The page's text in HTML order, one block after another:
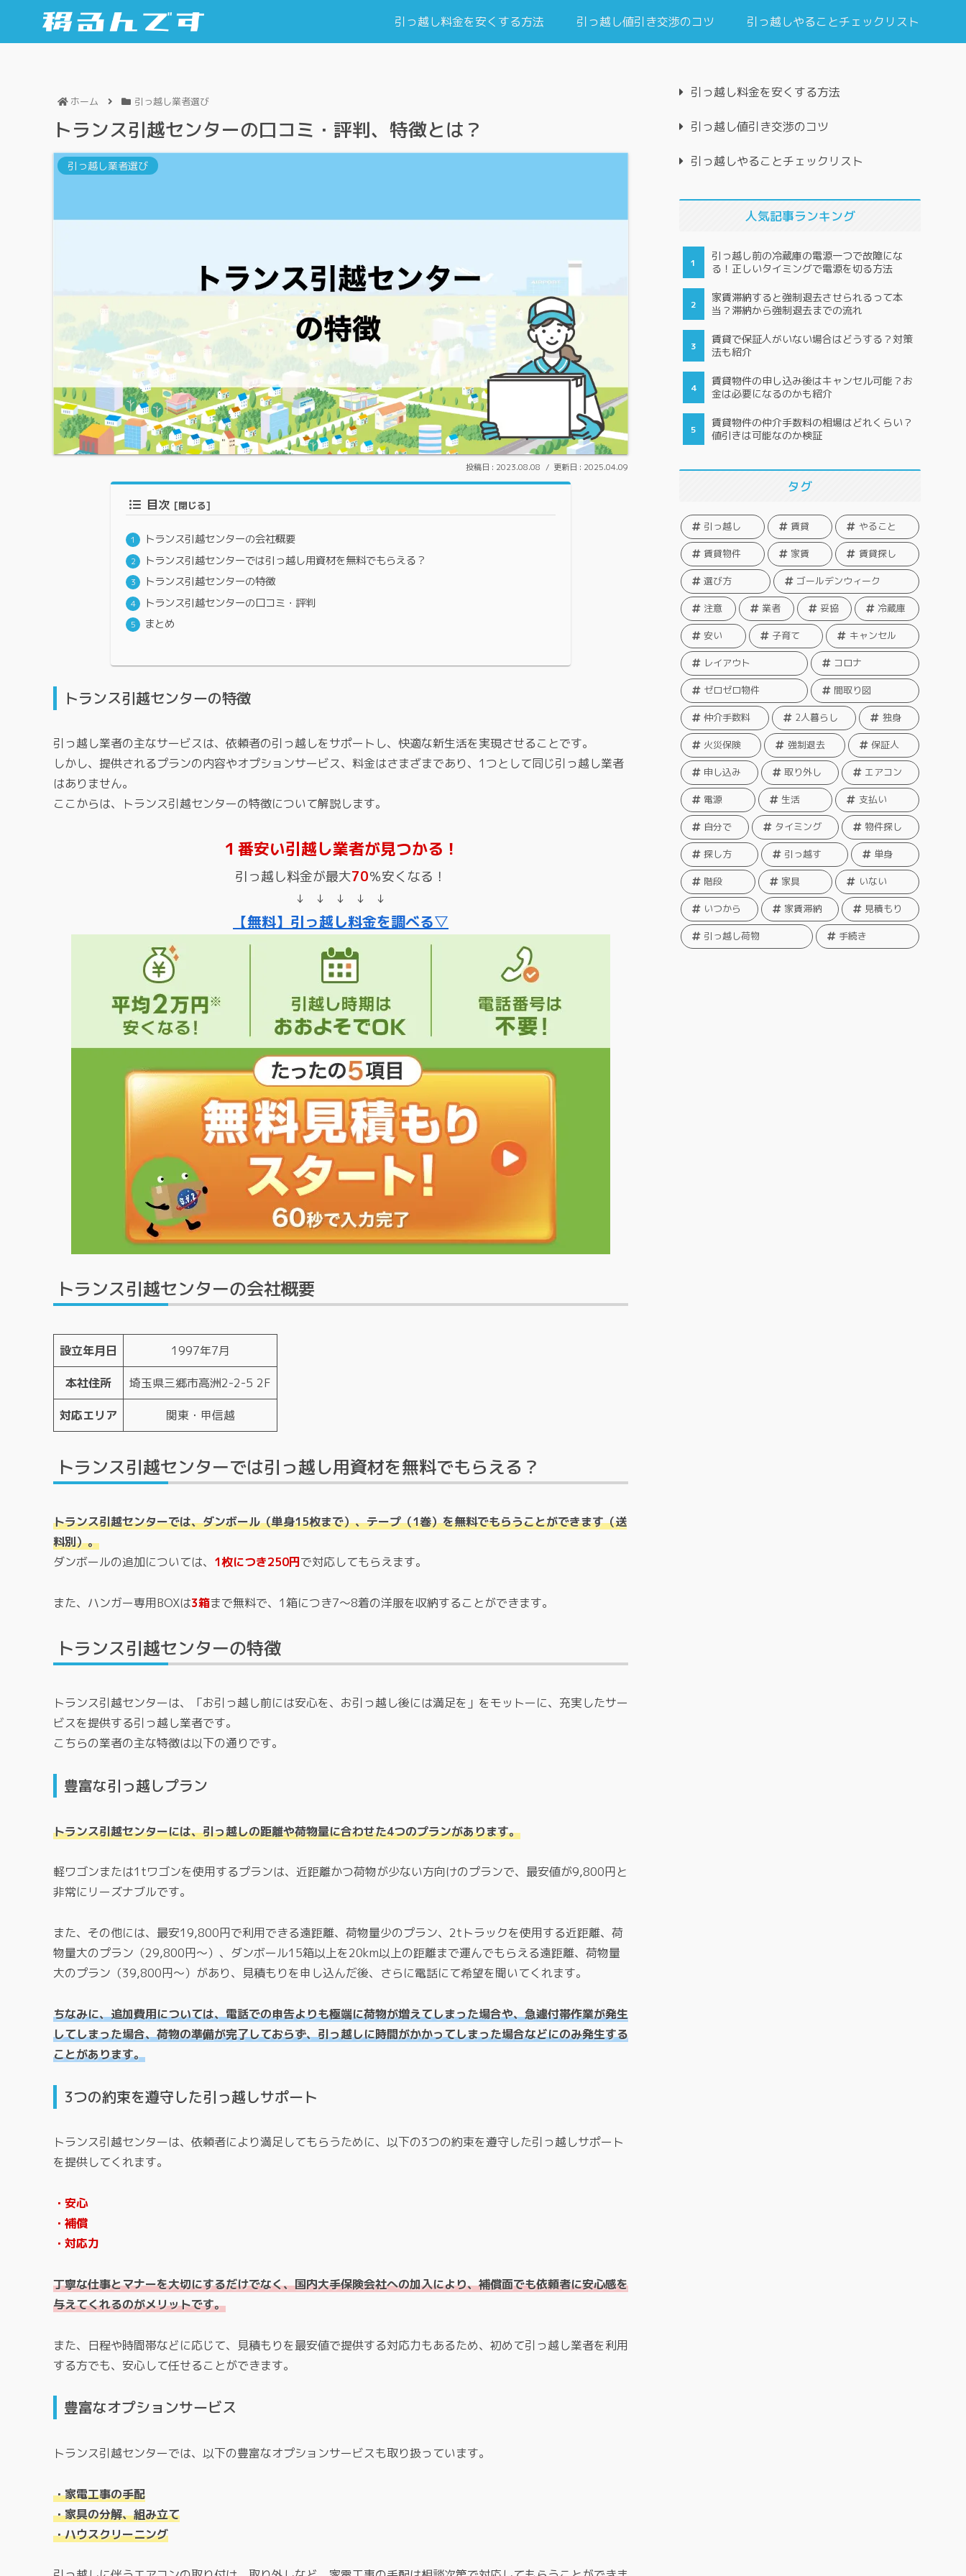
引っ越し料金を安くする方法 引っ越し値引き交渉のコツ 引っ越しやることチェックリスト
ホーム 引っ越し業者選び
トランス引越センターの口コミ・評判、特徴とは？
引っ越し業者選び
2023.08.08 2025.04.09
目次
トランス引越センターの会社概要
トランス引越センターでは引っ越し用資材を無料でもらえる？
トランス引越センターの特徴
トランス引越センターの口コミ・評判
まとめ
トランス引越センターの特徴
引っ越し業者の主なサービスは、依頼者の引っ越しをサポートし、快適な新生活を実現させることです。
しかし、提供されるプランの内容やオプションサービス、料金はさまざまであり、1つとして同じ引っ越し業者
はありません。
ここからは、トランス引越センターの特徴について解説します。
１番安い引越し業者が見つかる！
引っ越し料金が最大70％安くなる！
↓ ↓ ↓ ↓ ↓
【無料】引っ越し料金を調べる▽
トランス引越センターの会社概要
設立年月日 1997年7月
本社住所 埼玉県三郷市高洲2-2-5 2F
対応エリア 関東・甲信越
トランス引越センターでは引っ越し用資材を無料でもらえる？
トランス引越センターでは、ダンボール（単身15枚まで）、テープ（1巻）を無料でもらうことができます（送
料別）。
ダンボールの追加については、 1枚につき250円で対応してもらえます。
また、ハンガー専用BOXは3箱まで無料で、1箱につき7～8着の洋服を収納することができます。
トランス引越センターの特徴
トランス引越センターは、「お引っ越し前には安心を、お引っ越し後には満足を」をモットーに、充実したサー
ビスを提供する引っ越し業者です。
こちらの業者の主な特徴は以下の通りです。
豊富な引っ越しプラン
トランス引越センターには、引っ越しの距離や荷物量に合わせた4つのプランがあります。
軽ワゴンまたは1tワゴンを使用するプランは、近距離かつ荷物が少ない方向けのプランで、最安値が9,800円と
非常にリーズナブルです。
また、その他には、最安19,800円で利用できる遠距離、荷物量少のプラン、2tトラックを使用する近距離、荷
物量大のプラン（29,800円～）、ダンボール15箱以上を20km以上の距離まで運んでもらえる遠距離、荷物量
大のプラン（39,800円～）があり、見積もりを申し込んだ後、さらに電話にて希望を聞いてくれます。
ちなみに、追加費用については、電話での申告よりも極端に荷物が増えてしまった場合や、急遽付帯作業が発生
してしまった場合、荷物の準備が完了しておらず、引っ越しに時間がかかってしまった場合などにのみ発生する
ことがあります。
3つの約束を遵守した引っ越しサポート
トランス引越センターは、依頼者により満足してもらうために、以下の3つの約束を遵守した引っ越しサポート
を提供してくれます。
・安心
・補償
・対応力
丁寧な仕事とマナーを大切にするだけでなく、国内大手保険会社への加入により、補償面でも依頼者に安心感を
与えてくれるのがメリットです。
また、日程や時間帯などに応じて、見積もりを最安値で提供する対応力もあるため、初めて引っ越し業者を利用
する方でも、安心して任せることができます。
豊富なオプションサービス
トランス引越センターでは、以下の豊富なオプションサービスも取り扱っています。
・家電工事の手配
・家具の分解、組み立て
・ハウスクリーニング
引っ越し料金を安くする方法
引っ越し値引き交渉のコツ
引っ越しやることチェックリスト
人気記事ランキング
引っ越し前の冷蔵庫の電源一つで故障にな
る！正しいタイミングで電源を切る方法
家賃滞納すると強制退去させられるって本
当？滞納から強制退去までの流れ
賃貸で保証人がいない場合はどうする？対策
法も紹介
賃貸物件の申し込み後はキャンセル可能？お
金は必要になるのかも紹介
賃貸物件の仲介手数料の相場はどれくらい？
値引きは可能なのか検証
タグ
引っ越し 賃貸 やること
賃貸物件 家賃 賃貸探し
選び方 ゴールデンウィーク
注意 業者 妥協 冷蔵庫
安い 子育て キャンセル
レイアウト コロナ
ゼロゼロ物件 間取り図
仲介手数料 2人暮らし 独身
火災保険 強制退去 保証人
申し込み 取り外し エアコン
電源 生活 支払い
自分で タイミング 物件探し
探し方 引っ越す 単身
階段 家具 いない
いつから 家賃滞納 見積もり
引っ越し荷物 手続き